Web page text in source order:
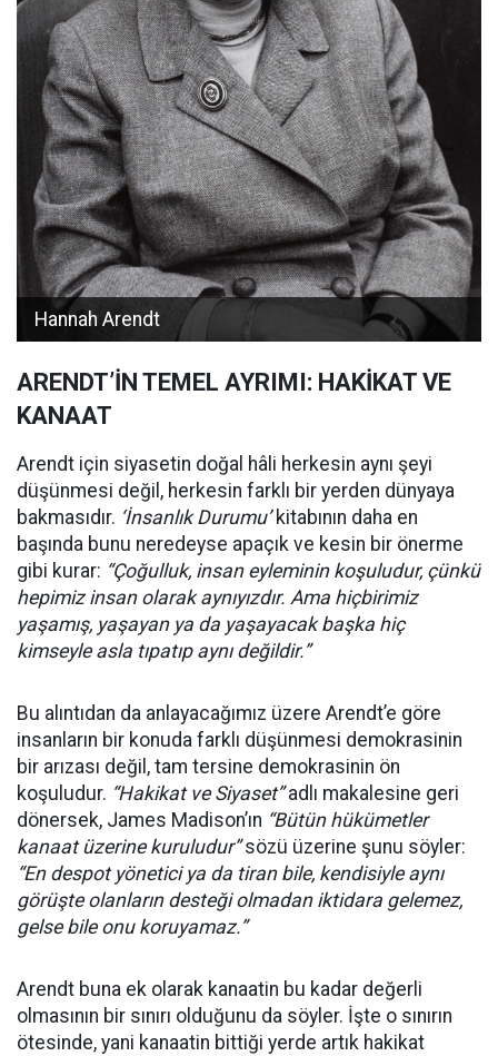
Hannah Arendt
ARENDT’İN TEMEL AYRIMI: HAKİKAT VE
KANAAT
Arendt için siyasetin doğal hâli herkesin aynı şeyi
düşünmesi değil, herkesin farklı bir yerden dünyaya
bakmasıdır. ‘İnsanlık Durumu’kitabının daha en
başında bunu neredeyse apaçık ve kesin bir önerme
gibi kurar: “Çoğulluk, insan eyleminin koşuludur, çünkü
hepimiz insan olarak aynıyızdır. Ama hiçbirimiz
yaşamış, yaşayan ya da yaşayacak başka hiç
kimseyle asla tıpatıp aynı değildir.”
Bu alıntıdan da anlayacağımız üzere Arendt’e göre
insanların bir konuda farklı düşünmesi demokrasinin
bir arızası değil, tam tersine demokrasinin ön
koşuludur. “Hakikat ve Siyaset”adlı makalesine geri
dönersek, James Madison’ın “Bütün hükümetler
kanaat üzerine kuruludur”sözü üzerine şunu söyler:
“En despot yönetici ya da tiran bile, kendisiyle aynı
görüşte olanların desteği olmadan iktidara gelemez,
gelse bile onu koruyamaz.”
Arendt buna ek olarak kanaatin bu kadar değerli
olmasının bir sınırı olduğunu da söyler. İşte o sınırın
ötesinde, yani kanaatin bittiği yerde artık hakikat